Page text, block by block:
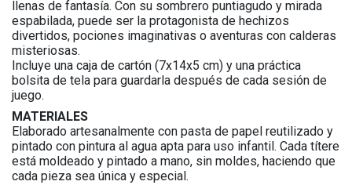
llenas de fantasía. Con su sombrero puntiagudo y mirada
espabilada, puede ser la protagonista de hechizos
divertidos, pociones imaginativas o aventuras con calderas
misteriosas.
Incluye una caja de cartón (7x14x5 cm) y una práctica
bolsita de tela para guardarla después de cada sesión de
juego.
MATERIALES
Elaborado artesanalmente con pasta de papel reutilizado y
pintado con pintura al agua apta para uso infantil. Cada títere
está moldeado y pintado a mano, sin moldes, haciendo que
cada pieza sea única y especial.